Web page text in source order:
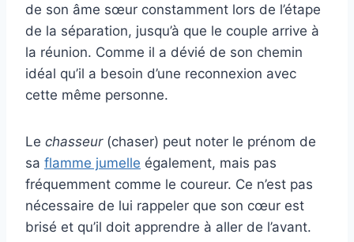
de son âme sœur constamment lors de l’étape
de la séparation, jusqu’à que le couple arrive à
la réunion. Comme il a dévié de son chemin
idéal qu’il a besoin d’une reconnexion avec
cette même personne.
Le chasseur(chaser) peut noter le prénom de
sa flamme jumelle également, mais pas
fréquemment comme le coureur. Ce n’est pas
nécessaire de lui rappeler que son cœur est
brisé et qu’il doit apprendre à aller de l’avant.